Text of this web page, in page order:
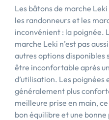
Les bâtons de marche
les randonneurs et les
inconvénient : la poignée.
marche Leki n’est pas
autres options disponibles
être inconfortable après
d’utilisation. Les poignées
généralement plus
meilleure prise en main,
bon équilibre et une